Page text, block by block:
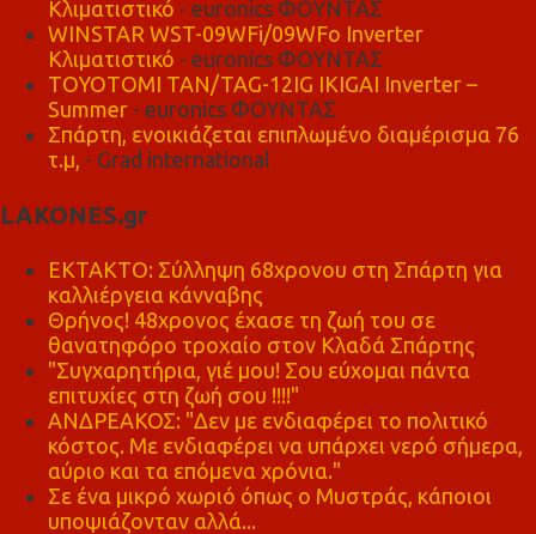
Κλιματιστικό - euronics ΦΟΥΝΤΑΣ
WINSTAR WST-09WFi/09WFo Inverter
Κλιματιστικό - euronics ΦΟΥΝΤΑΣ
TOYOTOMI TAN/TAG-12IG IKIGAI Inverter –
Summer - euronics ΦΟΥΝΤΑΣ
Σπάρτη, ενοικιάζεται επιπλωμένο διαμέρισμα 76
τ.μ, - Grad international
LAKONES.gr
ΕΚΤΑΚΤΟ: Σύλληψη 68χρονου στη Σπάρτη για
καλλιέργεια κάνναβης
Θρήνος! 48χρονος έχασε τη ζωή του σε
θανατηφόρο τροχαίο στον Κλαδά Σπάρτης
"Συγχαρητήρια, γιέ μου! Σου εύχομαι πάντα
επιτυχίες στη ζωή σου !!!!"
ΑΝΔΡΕΑΚΟΣ: "Δεν με ενδιαφέρει το πολιτικό
κόστος. Με ενδιαφέρει να υπάρχει νερό σήμερα,
αύριο και τα επόμενα χρόνια."
Σε ένα μικρό χωριό όπως ο Μυστράς, κάποιοι
υποψιάζονταν αλλά...